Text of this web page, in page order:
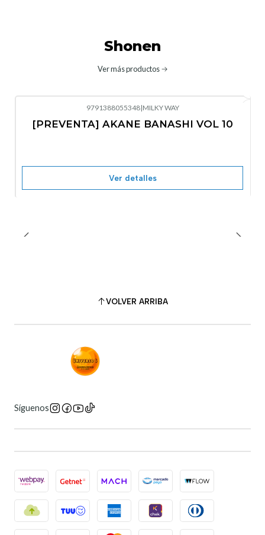
Shonen
Ver más productos
No disponible
9791388055348|MILKY WAY
[PREVENTA] AKANE BANASHI VOL 10
Ver detalles
VOLVER ARRIBA
Síguenos